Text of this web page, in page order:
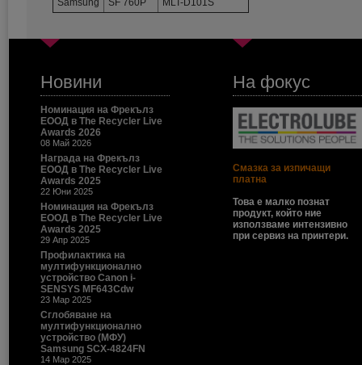
Samsung
SF 760P MLT-D101S
Новини
Номинация на Фрекълз
ЕООД в The Recycler Live
Awards 2026
08 Май 2026
Награда на Фрекълз
ЕООД в The Recycler Live
Awards 2025
22 Юни 2025
Номинация на Фрекълз
ЕООД в The Recycler Live
Awards 2025
29 Апр 2025
Профилактика на
мултифункционално
устройство Canon i-
SENSYS MF643Cdw
23 Мар 2025
Сглобяване на
мултифункционално
устройство (МФУ)
Samsung SCX-4824FN
14 Мар 2025
На фокус
Смазка за изпичащи
платна
Това е малко познат
продукт, който ние
използваме интензивно
при сервиз на принтери.